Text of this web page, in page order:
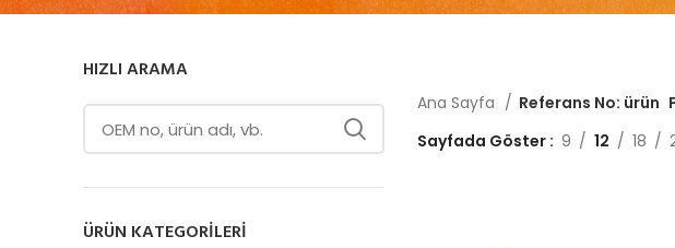
HIZLI ARAMA
ÜRÜN KATEGORILERI
Ana Sayfa Referans No: ürün
Sayfada Göster
9 12 18